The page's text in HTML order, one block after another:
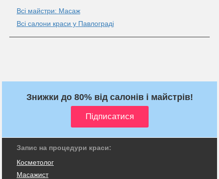
Всі майстри: Масаж
Всі салони краси у Павлограді
Знижки до 80% від салонів і майстрів!
Запис на процедури краси:
Косметолог
Масажист